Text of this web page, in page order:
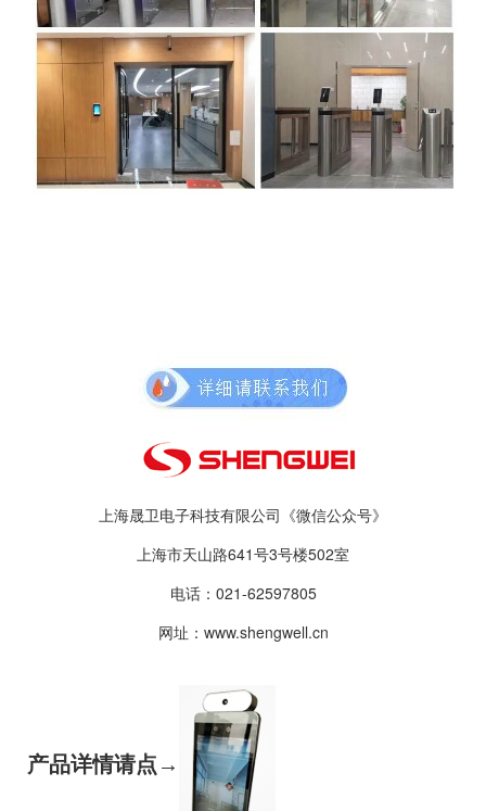
上海晟卫电子科技有限公司《微信公众号》
上海市天山路641号3号楼502室
电话：021-62597805
网址：www.shengwell.cn
产品详情请点→